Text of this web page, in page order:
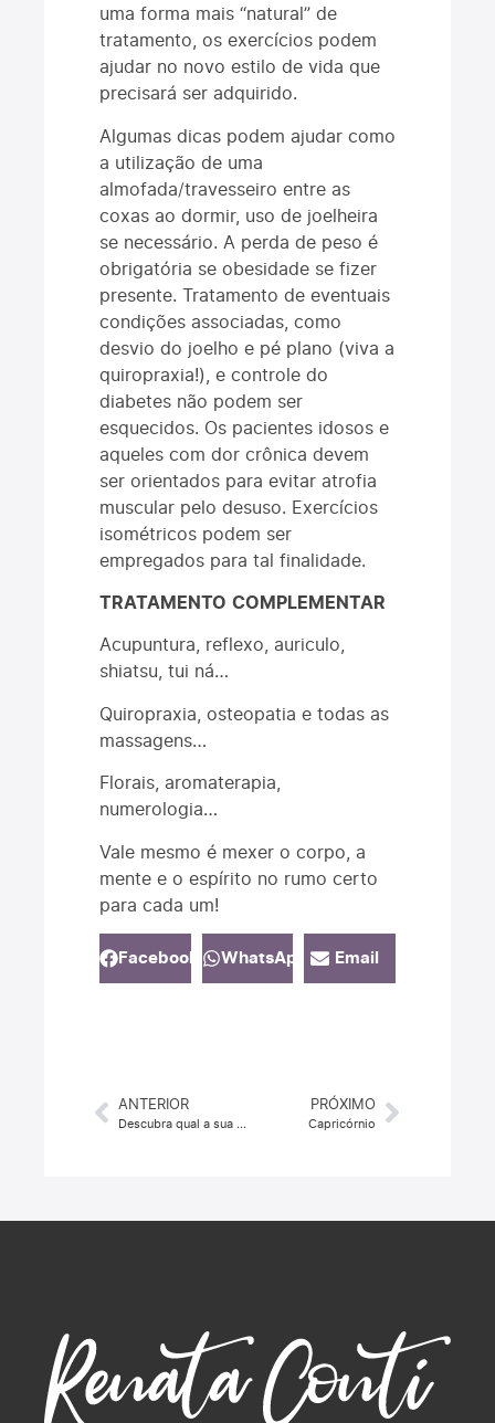
uma forma mais “natural” de
tratamento, os exercícios podem
ajudar no novo estilo de vida que
precisará ser adquirido.
Algumas dicas podem ajudar como
a utilização de uma
almofada/travesseiro entre as
coxas ao dormir, uso de joelheira
se necessário. A perda de peso é
obrigatória se obesidade se fizer
presente. Tratamento de eventuais
condições associadas, como
desvio do joelho e pé plano (viva a
quiropraxia!), e controle do
diabetes não podem ser
esquecidos. Os pacientes idosos e
aqueles com dor crônica devem
ser orientados para evitar atrofia
muscular pelo desuso. Exercícios
isométricos podem ser
empregados para tal finalidade.
TRATAMENTO COMPLEMENTAR
Acupuntura, reflexo, auriculo,
shiatsu, tui ná…
Quiropraxia, osteopatia e todas as
massagens…
Florais, aromaterapia,
numerologia…
Vale mesmo é mexer o corpo, a
mente e o espírito no rumo certo
para cada um!
Facebook WhatsApp Email
ANTERIOR
Descubra qual a sua ação
PRÓXIMO
Capricórnio